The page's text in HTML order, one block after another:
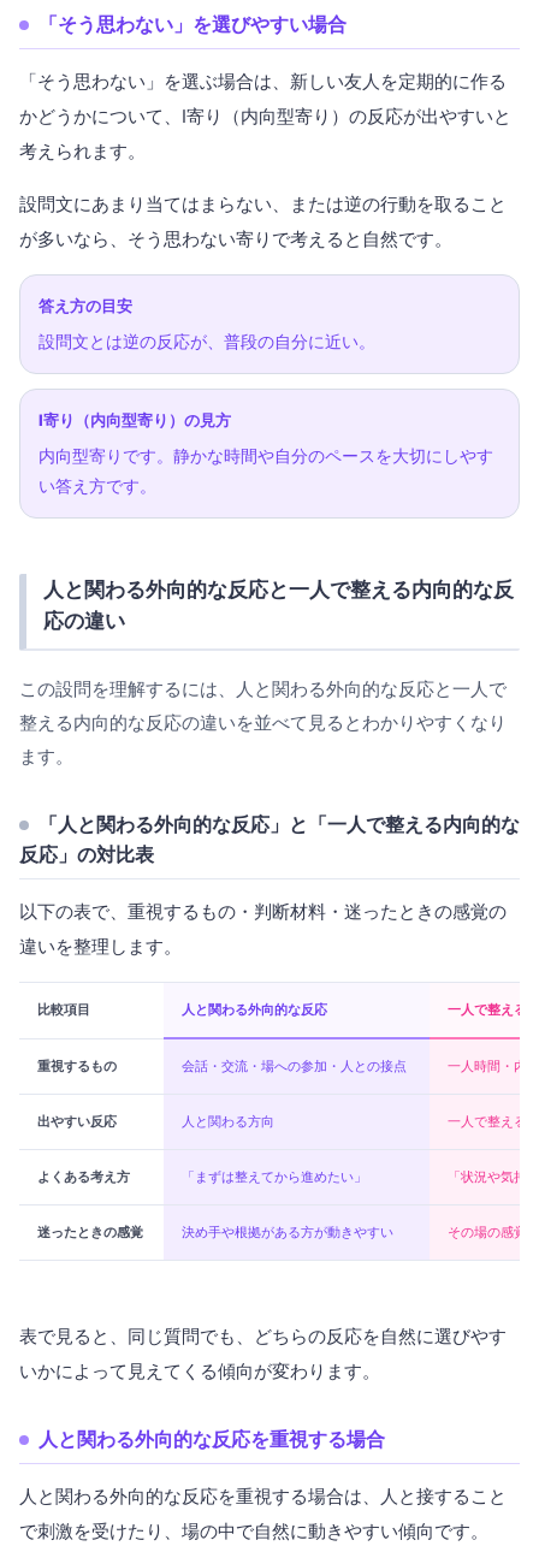
「そう思わない」を選びやすい場合
「そう思わない」を選ぶ場合は、新しい友人を定期的に作る
かどうかについて、I寄り（内向型寄り）の反応が出やすいと
考えられます。
設問文にあまり当てはまらない、または逆の行動を取ること
が多いなら、そう思わない寄りで考えると自然です。
答え方の目安
設問文とは逆の反応が、普段の自分に近い。
I寄り（内向型寄り）の見方
内向型寄りです。静かな時間や自分のペースを大切にしやす
い答え方です。
人と関わる外向的な反応と一人で整える内向的な反
応の違い
この設問を理解するには、人と関わる外向的な反応と一人で
整える内向的な反応の違いを並べて見るとわかりやすくなり
ます。
「人と関わる外向的な反応」と「一人で整える内向的な
反応」の対比表
以下の表で、重視するもの・判断材料・迷ったときの感覚の
違いを整理します。
比較項目 人と関わる外向的な反応 一人で整える
重視するもの 会話・交流・場への参加・人との接点 一人時間・内
出やすい反応 人と関わる方向 一人で整える
よくある考え方 「まずは整えてから進めたい」 「状況や気持
迷ったときの感覚 決め手や根拠がある方が動きやすい その場の感覚
表で見ると、同じ質問でも、どちらの反応を自然に選びやす
いかによって見えてくる傾向が変わります。
人と関わる外向的な反応を重視する場合
人と関わる外向的な反応を重視する場合は、人と接すること
で刺激を受けたり、場の中で自然に動きやすい傾向です。